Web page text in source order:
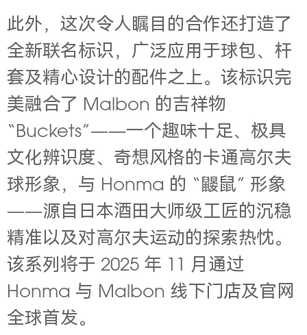
此外，这次令人瞩目的合作还打造了
全新联名标识，广泛应用于球包、杆
套及精心设计的配件之上。该标识完
美融合了 Malbon 的吉祥物
“Buckets”——一个趣味十足、极具
文化辨识度、奇想风格的卡通高尔夫
球形象，与 Honma 的 “鼹鼠” 形象
——源自日本酒田大师级工匠的沉稳
精准以及对高尔夫运动的探索热忱。
该系列将于 2025 年 11 月通过
Honma 与 Malbon 线下门店及官网
全球首发。